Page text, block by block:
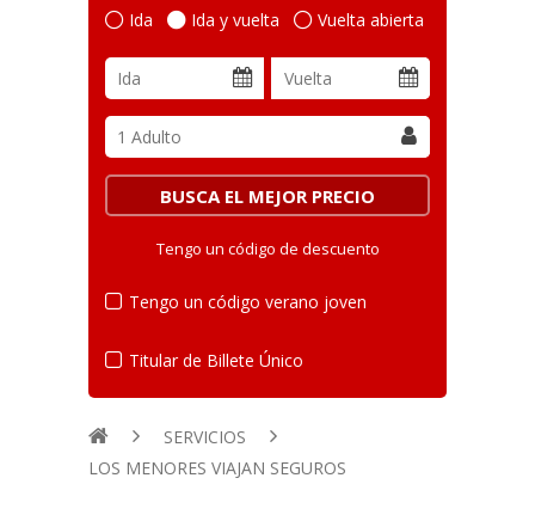
Ida Ida y vuelta Vuelta abierta
Tengo un código de descuento
Tengo un código verano joven
Titular de Billete Único
SERVICIOS
LOS MENORES VIAJAN SEGUROS